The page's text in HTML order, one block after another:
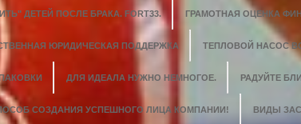
ДЕТЕЙ ПОСЛЕ БРАКА. FORT33. ГРАМОТНАЯ ОЦЕНКА
ЮРИДИЧЕСКАЯ ПОДДЕРЖКА ТЕПЛОВОЙ НАСОС
ДЛЯ ИДЕАЛА НУЖНО НЕМНОГОЕ. РАДУЙТЕ
СОЗДАНИЯ УСПЕШНОГО ЛИЦА КОМПАНИИ! ВИДЫ